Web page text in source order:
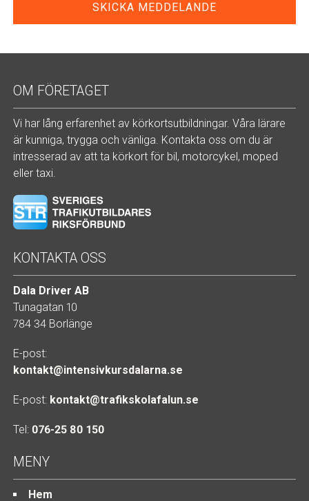
OM FÖRETAGET
Vi har lång erfarenhet av körkortsutbildningar. Våra lärare
är kunniga, trygga och vänliga. Kontakta oss om du är
intresserad av att ta körkort för bil, motorcykel, moped
eller taxi.
KONTAKTA OSS
Dala Driver AB
Tunagatan 10
784 34 Borlänge
E-post:
kontakt@intensivkursdalarna.se
E-post: kontakt@trafikskolafalun.se
Tel: 076-25 80 150
MENY
Hem